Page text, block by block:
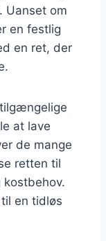
Uanset om
en festlig
en ret, der
at lave
de mange
retten til
en tidløs